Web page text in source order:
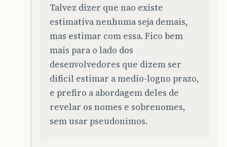
Talvez dizer que nao existe
estimativa nenhuma seja demais,
mas estimar com essa. Fico bem
mais para o lado dos
desenvolvedores que dizem ser
dificil estimar a medio-logno prazo,
e prefiro a abordagem deles de
revelar os nomes e sobrenomes,
sem usar pseudonimos.